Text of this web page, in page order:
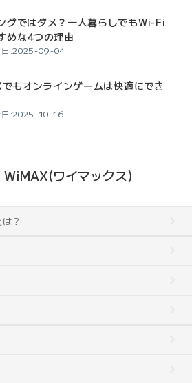
グではダメ？一人暮らしでもWi-Fi
めな4つの理由
日:2025-09-04
もオンラインゲームは快適にでき
日:2025-10-16
ワイマックス)
？